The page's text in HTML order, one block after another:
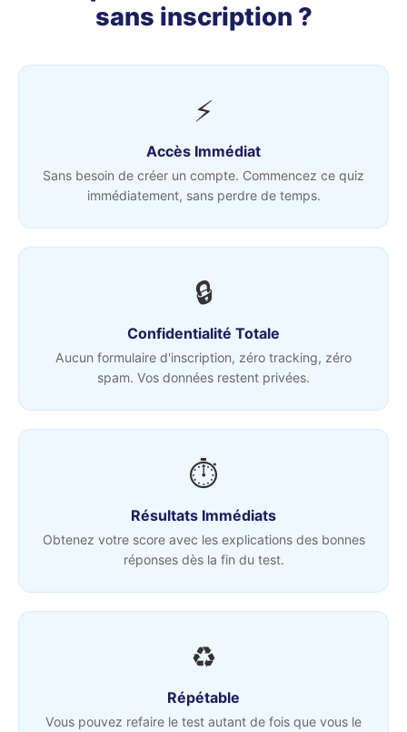
sans inscription ?
⚡
Accès Immédiat
Sans besoin de créer un compte. Commencez ce quiz
immédiatement, sans perdre de temps.
🔒
Confidentialité Totale
Aucun formulaire d'inscription, zéro tracking, zéro
spam. Vos données restent privées.
⏱
Résultats Immédiats
Obtenez votre score avec les explications des bonnes
réponses dès la fin du test.
♻️
Répétable
Vous pouvez refaire le test autant de fois que vous le